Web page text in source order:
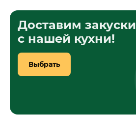
Доставим закуски
с нашей кухни!
Выбрать